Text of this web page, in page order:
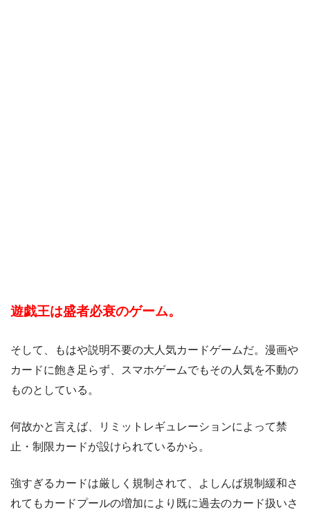
遊戯王は盛者必衰のゲーム。
そして、もはや説明不要の大人気カードゲームだ。漫画や
カードに飽き足らず、スマホゲームでもその人気を不動の
ものとしている。
何故かと言えば、リミットレギュレーションによって禁
止・制限カードが設けられているから。
強すぎるカードは厳しく規制されて、よしんば規制緩和さ
れてもカードプールの増加により既に過去のカード扱いさ